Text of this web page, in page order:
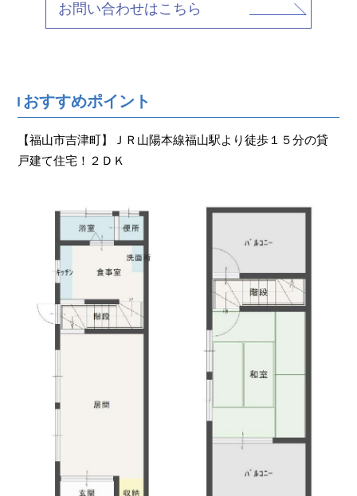
お問い合わせはこちら
おすすめポイント
【福山市吉津町】ＪＲ山陽本線福山駅より徒歩１５分の貸
戸建て住宅！２ＤＫ